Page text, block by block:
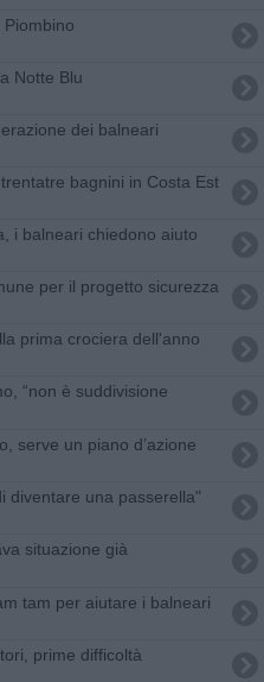
Notte Blu
dei balneari
bagnini in Costa Est
i balneari chiedono aiuto
per il progetto sicurezza
prima crociera dell'anno
“non è suddivisione
serve un piano d’azione
diventare una passerella"
situazione già
tam per aiutare i balneari
prime difficoltà